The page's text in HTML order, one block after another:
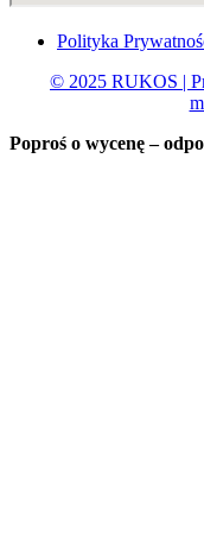
Polityka
© 2025 RUKOS |
Poproś o wycenę –